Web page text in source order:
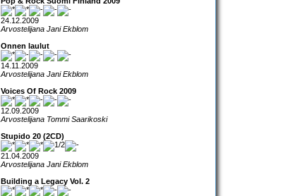
24.12.2009
Arvostelijana Jani Ekblom
Onnen laulut
14.11.2009
Arvostelijana Jani Ekblom
Voices Of Rock 2009
12.09.2009
Arvostelijana Tommi Saarikoski
Stupido 20 (2CD)
21.04.2009
Arvostelijana Jani Ekblom
Building a Legacy Vol. 2